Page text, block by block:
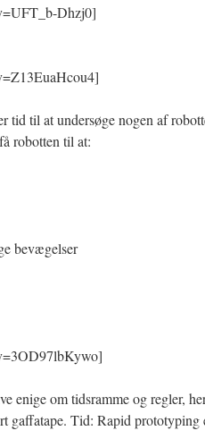
Dhzj0]
tid til at undersøge nogen af
robotten til at:
bevægelser
enige om tidsramme og regler,
gaffatape. Tid: Rapid prototyping